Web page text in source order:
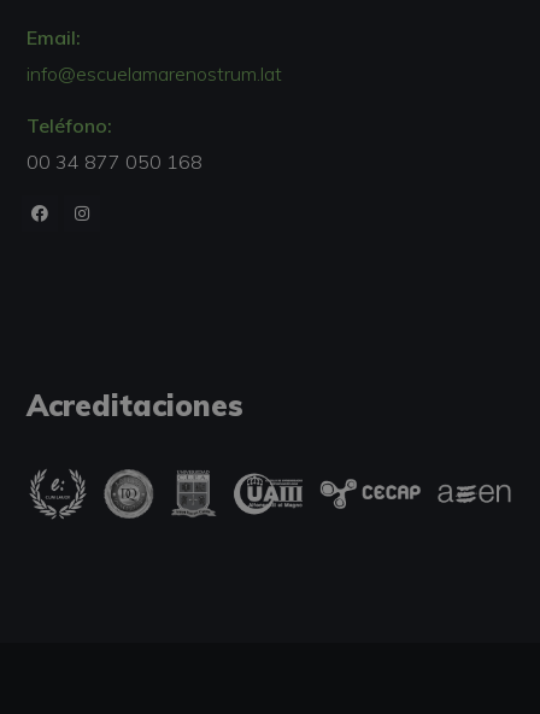
Email:
info@escuelamarenostrum.lat
Teléfono:
00 34 877 050 168
Acreditaciones